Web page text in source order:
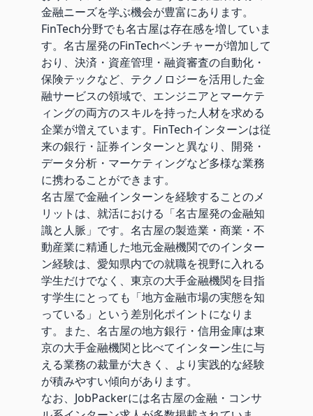
金融ニーズを学ぶ機会が豊富にあります。
FinTech分野でも名古屋は存在感を増していま
す。名古屋発のFinTechベンチャーが増加して
おり、決済・資産管理・融資審査の自動化・
保険テックなど、テクノロジーを活用した金
融サービスの領域で、エンジニアとマーケテ
ィングの両方のスキルを持った人材を求める
企業が増えています。FinTechインターンは従
来の銀行・証券インターンと異なり、開発・
データ分析・マーケティングなど多様な業務
に携わることができます。
名古屋で金融インターンを経験することのメ
リットは、就活における「名古屋発の金融知
識と人脈」です。名古屋の製造業・商業・不
動産業に精通した地元金融機関でのインター
ン経験は、愛知県内での就職を視野に入れる
学生だけでなく、東京の大手金融機関を目指
す学生にとっても「地方金融市場の実態を知
っている」という差別化ポイントになりま
す。また、名古屋の地方銀行・信用金庫は東
京の大手金融機関と比べてインターン生に与
える業務の裁量が大きく、より実践的な経験
が積みやすい傾向があります。
なお、JobPackerには名古屋の金融・コンサ